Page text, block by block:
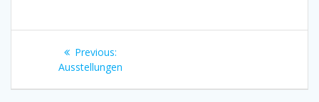
Beitragsnavigation
Previous:Previous
post:
Ausstellungen